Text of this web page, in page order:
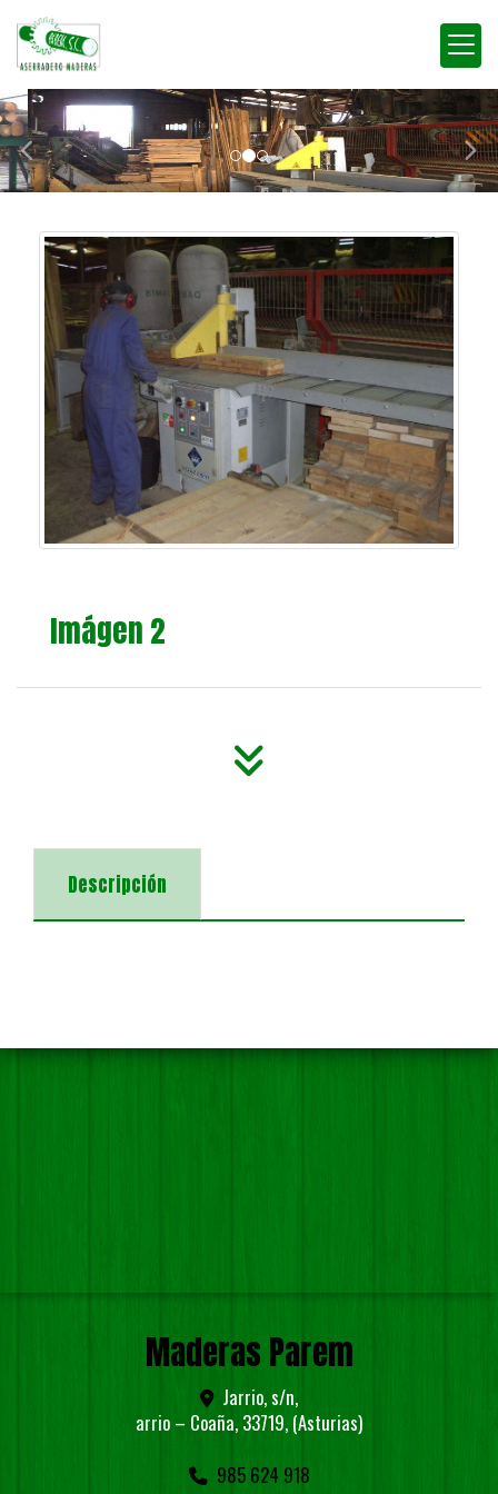
prev next
Imágen 2
Descripción
Maderas Parem
Jarrio, s/n,
arrio – Coaña, 33719, (Asturias)
985 624 918